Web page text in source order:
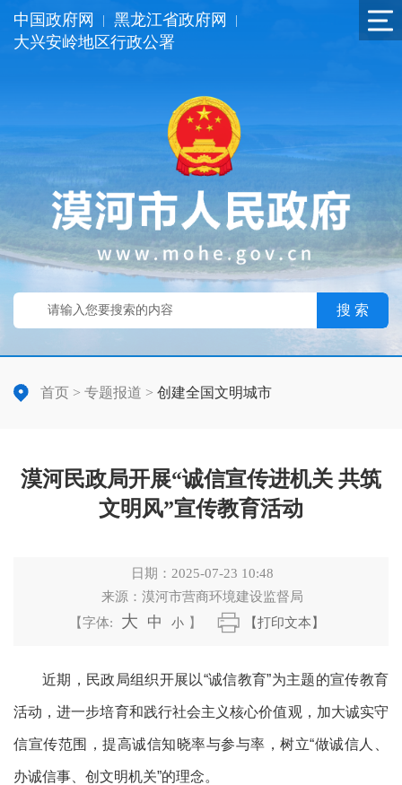
中国政府网 黑龙江省政府网
大兴安岭地区行政公署
搜 索
首页 > 专题报道 > 创建全国文明城市
漠河民政局开展“诚信宣传进机关 共筑
文明风”宣传教育活动
日期： 2025-07-23 10:48
来源：漠河市营商环境建设监督局
【字体:
大 中 小 】 【打印文本】
近期， 民政 局组织开展 以“诚信教育”为主题的宣传教育
活动，进一步培育和践行社会主义核心价值观，加大诚实守
信宣传范围，提高诚信知晓率与参与率，树立“做诚信人、
办诚信事、创文明机关”的理念。